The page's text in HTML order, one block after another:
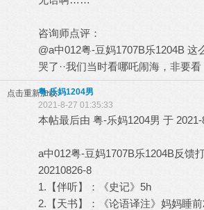
咨询师点评：
@a中012粤-豆妈1707B乐1204B 这
哭了··我们当时看哪吒闹海，非要看
点击重新加载粤-乐妈1204男
2021-8-27 01:35:33
本帖最后由 粤-乐妈1204男 于
a中012粤-豆妈1707B乐1204B反馈
20210826-8
1.【伴听】：《史记》5h
2.【天书】：《论语译注》妈妈睡